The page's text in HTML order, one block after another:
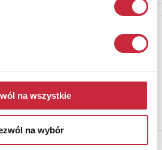
na wszystkie
na wybór
o nowych aukcjach, prosimy podać